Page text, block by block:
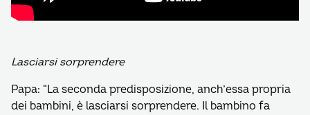
Lasciarsi sorprendere
Papa: “La seconda predisposizione, anch’essa propria
dei bambini, è lasciarsi sorprendere. Il bambino fa